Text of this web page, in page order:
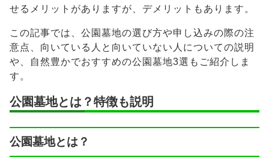
せるメリットがありますが、デメリットもあります。
この記事では、公園墓地の選び方や申し込みの際の注
意点、向いている人と向いていない人についての説明
や、自然豊かでおすすめの公園墓地3選もご紹介しま
す。
公園墓地とは？特徴も説明
公園墓地とは？